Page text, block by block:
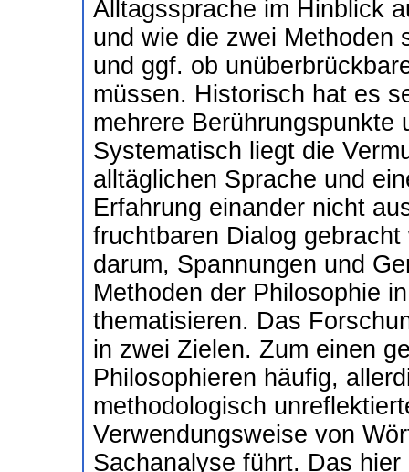
Alltagssprache im Hinblick
und wie die zwei Methoden
und ggf. ob
müssen. Historisch hat es
mehrere Berührungspunkte
Systematisch liegt die
alltäglichen Sprache und
Erfahrung einander nicht
fruchtbaren Dialog
darum, Spannungen und
Methoden der Philosophie
thematisieren. Das
in zwei Zielen. Zum einen
Philosophieren häufig,
methodologisch
Verwendungsweise von
Sachanalyse führt. Das